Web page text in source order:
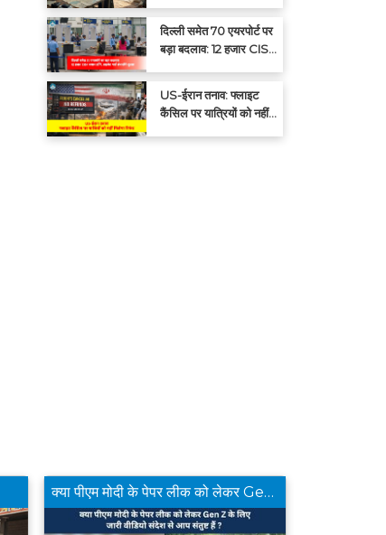
दिल्ली समेत 70 एयरपोर्ट पर
बड़ा बदलाव: 12 हजार CISF
संभालेंगे सुरक्षा
US-ईरान तनाव: फ्लाइट
कैंसिल पर यात्रियों को नहीं
क्या पीएम मोदी के पेपर लीक को लेकर Gen Z के लिए जारी वीडियो संदेश से आप संतुष्ट हैं ?